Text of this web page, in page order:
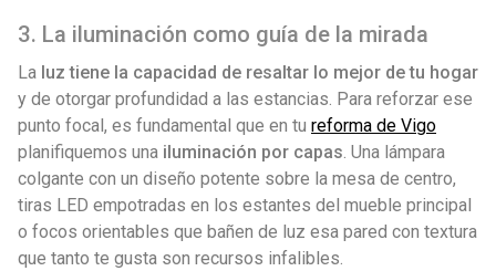
3. La iluminación como guía de la mirada
La luz tiene la capacidad de resaltar lo mejor de tu hogar
y de otorgar profundidad a las estancias. Para reforzar ese
punto focal, es fundamental que en tu reforma de Vigo
planifiquemos una iluminación por capas. Una lámpara
colgante con un diseño potente sobre la mesa de centro,
tiras LED empotradas en los estantes del mueble principal
o focos orientables que bañen de luz esa pared con textura
que tanto te gusta son recursos infalibles.